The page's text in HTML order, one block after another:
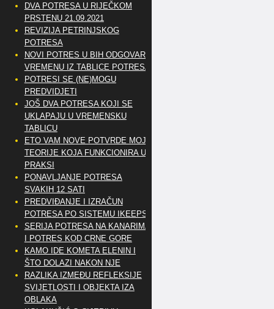
DVA POTRESA U RIJEČKOM
PRSTENU 21.09.2021
REVIZIJA PETRINJSKOG
POTRESA
NOVI POTRES U BIH ODGOVARA
VREMENU IZ TABLICE POTRESA
POTRESI SE (NE)MOGU
PREDVIDJETI
JOŠ DVA POTRESA KOJI SE
UKLAPAJU U VREMENSKU
TABLICU
ETO VAM NOVE POTVRDE MOJE
TEORIJE KOJA FUNKCIONIRA U
PRAKSI
PONAVLJANJE POTRESA
SVAKIH 12 SATI
PREDVIĐANJE I IZRAČUN
POTRESA PO SISTEMU IKEEPS
SERIJA POTRESA NA KANARIMA
I POTRES KOD CRNE GORE
KAMO IDE KOMETA ELENIN I
ŠTO DOLAZI NAKON NJE
RAZLIKA IZMEĐU REFLEKSIJE
SVIJETLOSTI I OBJEKTA IZA
OBLAKA